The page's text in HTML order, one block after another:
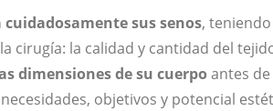
sus senos,
la calidad y cantidad del
dimensiones de su cuerpo antes
objetivos y potencial